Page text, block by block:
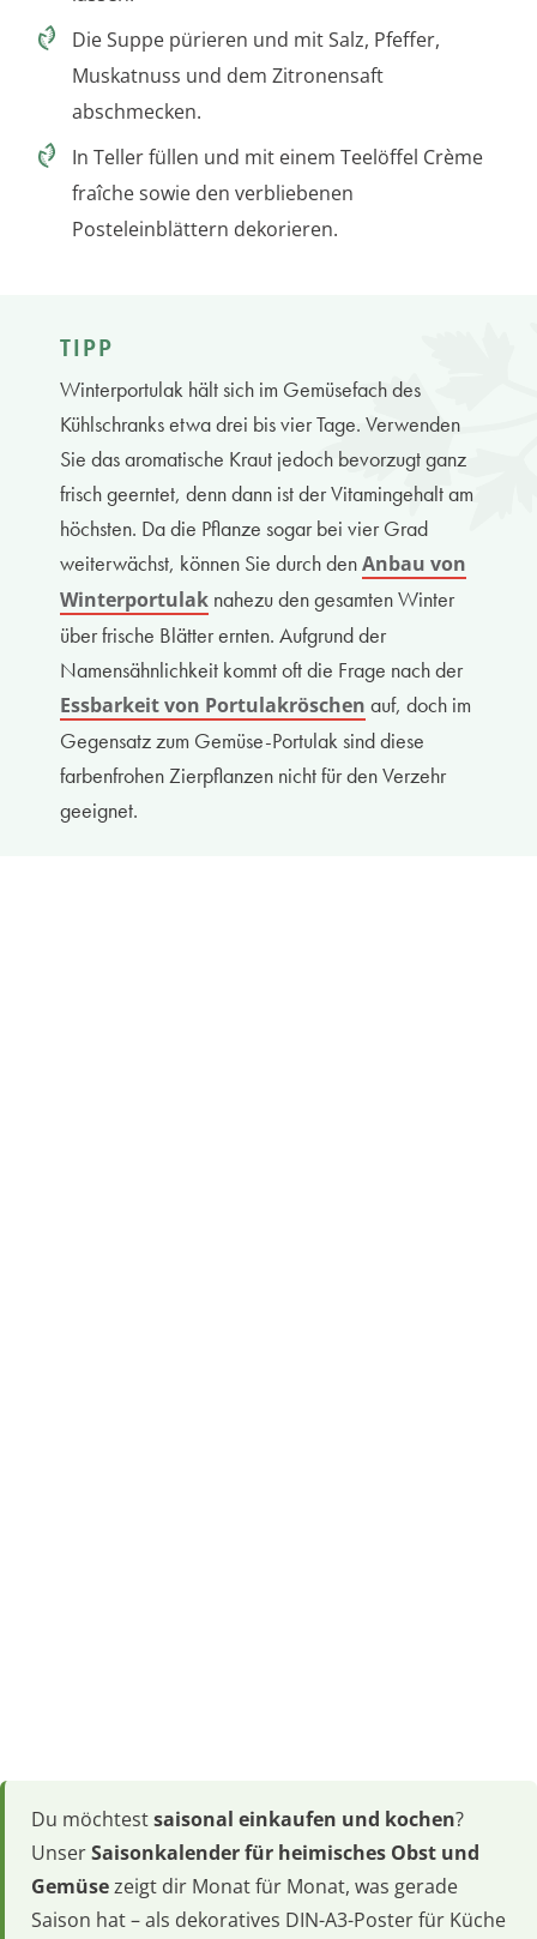
Die Suppe pürieren und mit Salz, Pfeffer,
Muskatnuss und dem Zitronensaft
abschmecken.
In Teller füllen und mit einem Teelöffel Crème
fraîche sowie den verbliebenen
Posteleinblättern dekorieren.
TIPP
Winterportulak hält sich im Gemüsefach des
Kühlschranks etwa drei bis vier Tage. Verwenden
Sie das aromatische Kraut jedoch bevorzugt ganz
frisch geerntet, denn dann ist der Vitamingehalt am
höchsten. Da die Pflanze sogar bei vier Grad
weiterwächst, können Sie durch denAnbau von
Winterportulak nahezu den gesamten Winter
über frische Blätter ernten. Aufgrund der
Namensähnlichkeit kommt oft die Frage nach der
Essbarkeit von Portulakröschen auf, doch im
Gegensatz zum Gemüse-Portulak sind diese
farbenfrohen Zierpflanzen nicht für den Verzehr
geeignet.
Du möchtestsaisonal einkaufen und kochen?
UnserSaisonkalender für heimisches Obst und
Gemüsezeigt dir Monat für Monat, was gerade
Saison hat – als dekoratives DIN-A3-Poster für Küche